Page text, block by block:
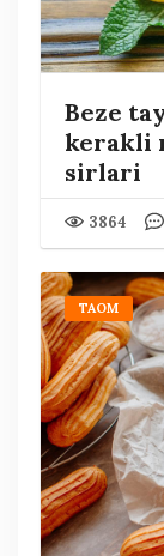
Beze
kerakli
sirlari
3864
TAOM